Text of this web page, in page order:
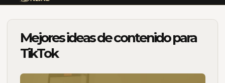
Mejores ideas de contenido para
TikTok